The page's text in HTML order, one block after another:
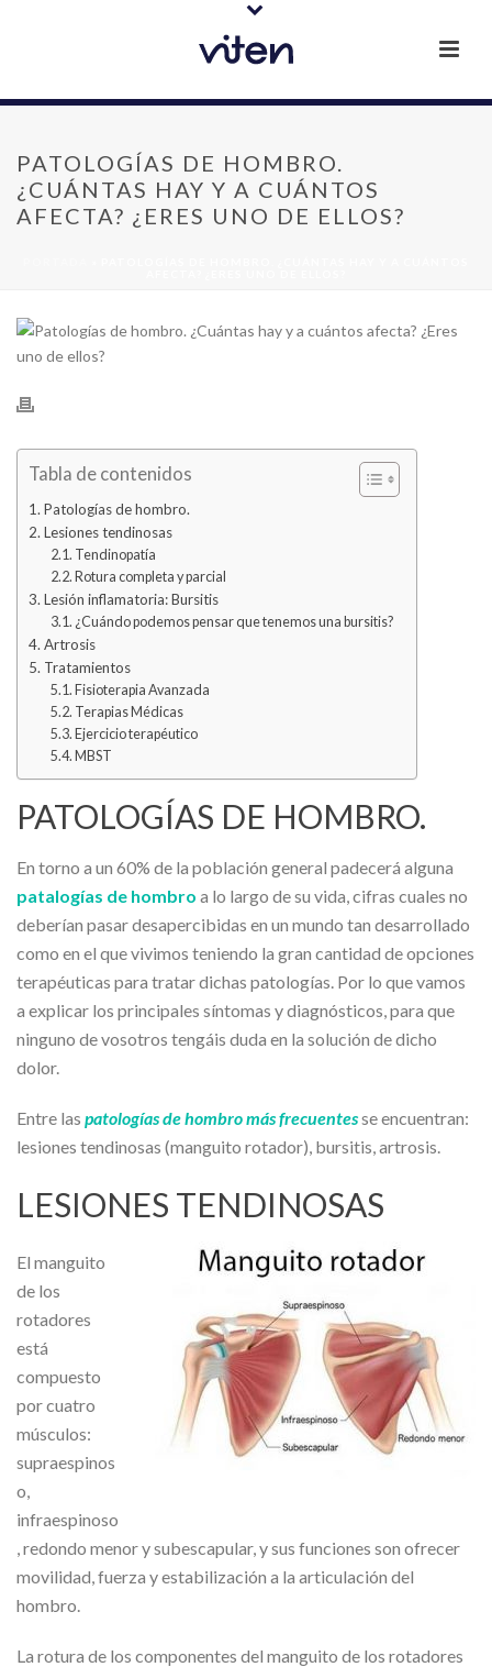
PATOLOGÍAS DE HOMBRO.
¿CUÁNTAS HAY Y A CUÁNTOS
AFECTA? ¿ERES UNO DE ELLOS?
Tabla de contenidos
Patologías de hombro.
Lesiones tendinosas
Tendinopatía
Rotura completa y parcial
Lesión inflamatoria: Bursitis
¿Cuándo podemos pensar que tenemos una bursitis?
Artrosis
Tratamientos
Fisioterapia Avanzada
Terapias Médicas
Ejercicio terapéutico
MBST
PATOLOGÍAS DE HOMBRO.
En torno a un 60% de la población general padecerá alguna
patalogías de hombro a lo largo de su vida, cifras cuales no
deberían pasar desapercibidas en un mundo tan desarrollado
como en el que vivimos teniendo la gran cantidad de opciones
terapéuticas para tratar dichas patologías. Por lo que vamos
a explicar los principales síntomas y diagnósticos, para que
ninguno de vosotros tengáis duda en la solución de dicho
dolor.
Entre las patologías de hombro más frecuentesse encuentran:
lesiones tendinosas (manguito rotador), bursitis, artrosis.
LESIONES TENDINOSAS
El manguito
de los
rotadores
está
compuesto
por cuatro
músculos:
supraespinos
o,
infraespinoso
, redondo menor y subescapular, y sus funciones son ofrecer
movilidad, fuerza y estabilización a la articulación del
hombro.
La rotura de los componentes del manguito de los rotadores